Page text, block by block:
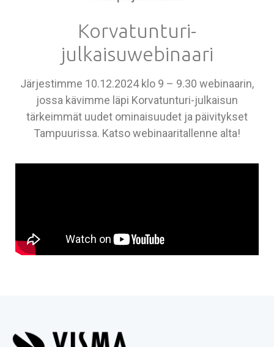
Korvatunturi-
julkaisuwebinaari
Järjestimme 10.12.2024 klo 9 – 9.30 webinaarin,
jossa kävimme läpi Korvatunturi-julkaisun
tärkeimmät uudet ominaisuudet ja päivitykset
Tampuurissa. Katso webinaaritallenne alta!